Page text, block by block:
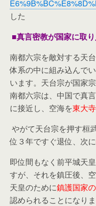
した
■真言密教が国家に取
南都六宗を敵対する天
体系の中に組み込んで
います。天台宗が国家
南都六宗は、中国で真
に接近し、空海を東大
やがて天台宗を押す桓
位３年ですぐ退位、次に
即位間もなく前平城天
すが、それを鎮圧後、
天皇のために鎮護国家
認められることになり